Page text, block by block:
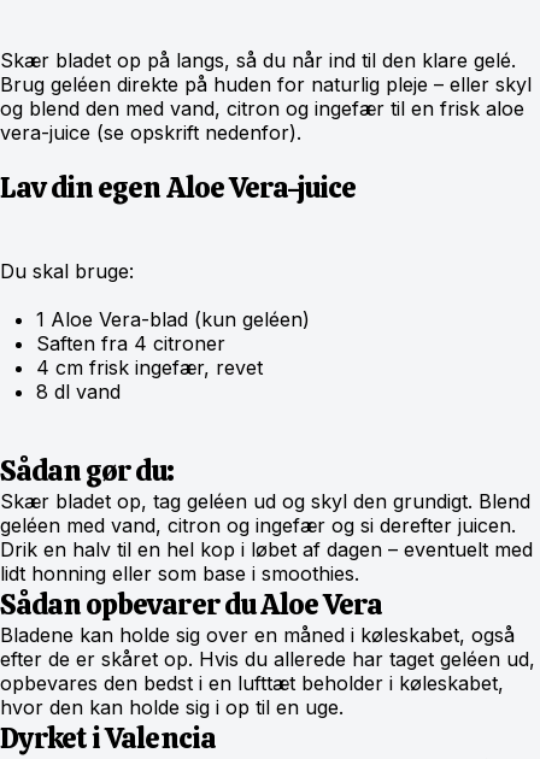
Skær bladet op på langs, så du når ind til den klare gelé.
Brug geléen direkte på huden for naturlig pleje – eller skyl
og blend den med vand, citron og ingefær til en frisk aloe
vera-juice (se opskrift nedenfor).
Lav din egen Aloe Vera-juice
Du skal bruge:
1 Aloe Vera-blad (kun geléen)
Saften fra 4 citroner
4 cm frisk ingefær, revet
8 dl vand
Sådan gør du:
Skær bladet op, tag geléen ud og skyl den grundigt. Blend
geléen med vand, citron og ingefær og si derefter juicen.
Drik en halv til en hel kop i løbet af dagen – eventuelt med
lidt honning eller som base i smoothies.
Sådan opbevarer du Aloe Vera
Bladene kan holde sig over en måned i køleskabet, også
efter de er skåret op. Hvis du allerede har taget geléen ud,
opbevares den bedst i en lufttæt beholder i køleskabet,
hvor den kan holde sig i op til en uge.
Dyrket i Valencia